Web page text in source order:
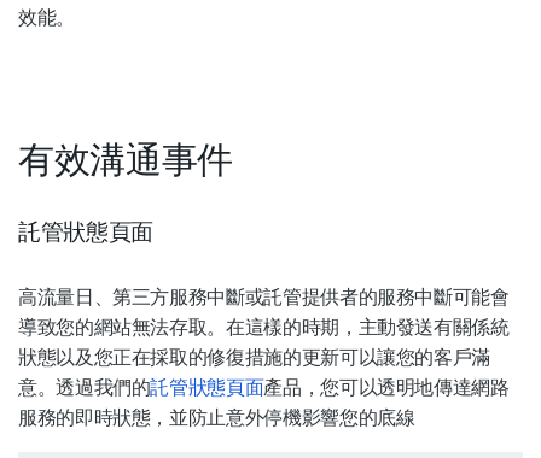
效能。
有效溝通事件
託管狀態頁面
高流量日、第三方服務中斷或託管提供者的服務中斷可能會
導致您的網站無法存取。在這樣的時期，主動發送有關係統
狀態以及您正在採取的修復措施的更新可以讓您的客戶滿
意。透過我們的託管狀態頁面產品，您可以透明地傳達網路
服務的即時狀態，並防止意外停機影響您的底線